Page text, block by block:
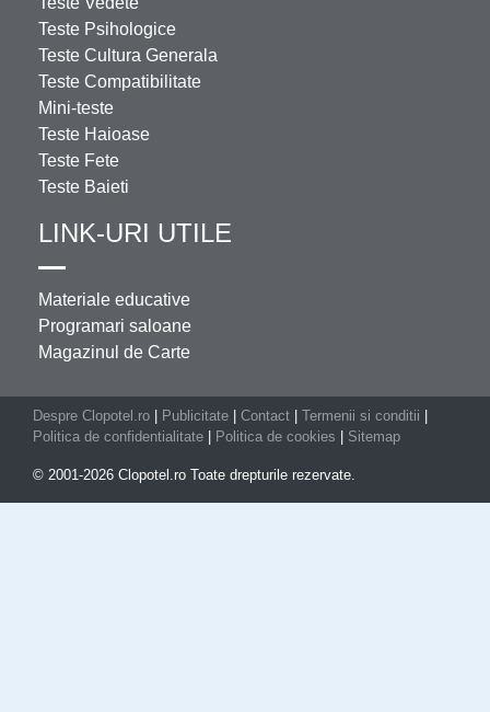
Teste Psihologice
Teste Cultura Generala
Teste Compatibilitate
Mini-teste
Teste Haioase
Teste Fete
Teste Baieti
LINK-URI UTILE
Materiale educative
Programari saloane
Magazinul de Carte
Despre Clopotel.ro | Publicitate | Contact | Termenii si conditii |
Politica de confidentialitate | Politica de cookies | Sitemap
© 2001-2026 Clopotel.ro Toate drepturile rezervate.